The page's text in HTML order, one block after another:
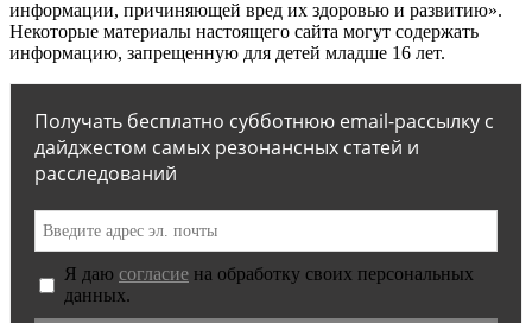
информации, причиняющей вред их здоровью и развитию».
Некоторые материалы настоящего сайта могут содержать
информацию, запрещенную для детей младше 16 лет.
Получать бесплатно субботнюю email-рассылку с
дайджестом самых резонансных статей и
расследований
Я даю согласие на обработку своих персональных
данных.